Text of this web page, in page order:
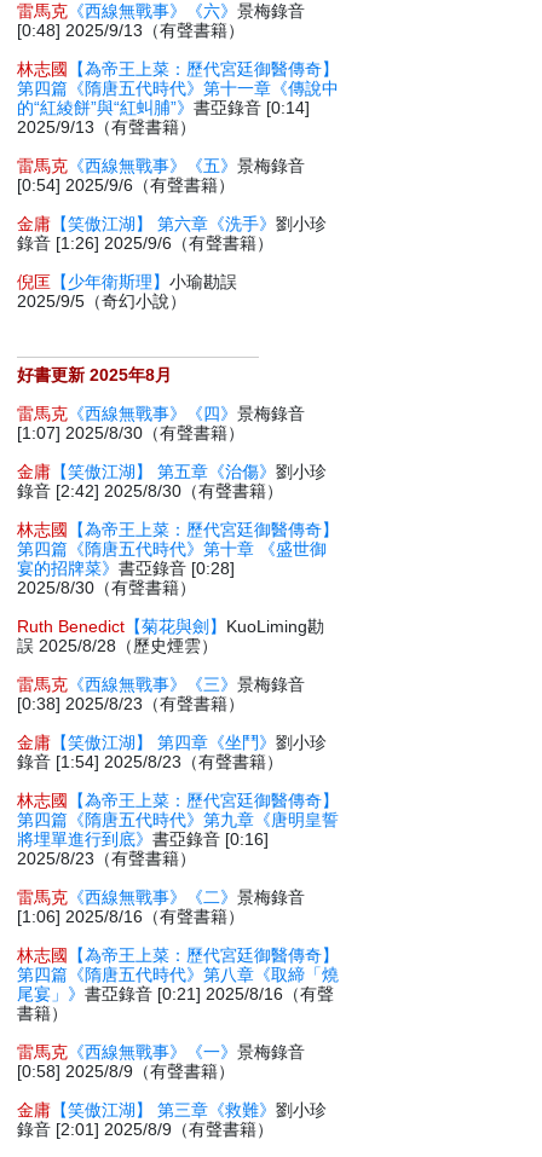
雷馬克 《西線無戰事》《六》景梅錄音
[0:48] 2025/9/13（有聲書籍）
林志國
【為帝王上菜：歷代宮廷御醫傳奇】
第四篇《隋唐五代時代》第十一章《傳說中
的“紅綾餅”與“紅虯脯”》書亞錄音 [0:14]
2025/9/13（有聲書籍）
雷馬克 《西線無戰事》《五》景梅錄音
[0:54] 2025/9/6（有聲書籍）
金庸 【笑傲江湖】 第六章《洗手》劉小珍
錄音 [1:26] 2025/9/6（有聲書籍）
倪匡 【少年衛斯理】小瑜勘誤
2025/9/5（奇幻小說）
好書更新 2025年8月
雷馬克 《西線無戰事》《四》景梅錄音
[1:07] 2025/8/30（有聲書籍）
金庸 【笑傲江湖】 第五章《治傷》劉小珍
錄音 [2:42] 2025/8/30（有聲書籍）
林志國
【為帝王上菜：歷代宮廷御醫傳奇】
第四篇《隋唐五代時代》第十章 《盛世御
宴的招牌菜》書亞錄音 [0:28]
2025/8/30（有聲書籍）
Ruth Benedict 【菊花與劍】 KuoLiming勘
誤 2025/8/28（歷史煙雲）
雷馬克 《西線無戰事》《三》景梅錄音
[0:38] 2025/8/23（有聲書籍）
金庸 【笑傲江湖】 第四章《坐鬥》劉小珍
錄音 [1:54] 2025/8/23（有聲書籍）
林志國
【為帝王上菜：歷代宮廷御醫傳奇】
第四篇《隋唐五代時代》第九章《唐明皇誓
將埋單進行到底》書亞錄音 [0:16]
2025/8/23（有聲書籍）
雷馬克 《西線無戰事》《二》景梅錄音
[1:06] 2025/8/16（有聲書籍）
林志國
【為帝王上菜：歷代宮廷御醫傳奇】
第四篇《隋唐五代時代》第八章《取締「燒
尾宴」》書亞錄音 [0:21] 2025/8/16（有聲
書籍）
雷馬克 《西線無戰事》《一》景梅錄音
[0:58] 2025/8/9（有聲書籍）
金庸 【笑傲江湖】 第三章《救難》劉小珍
錄音 [2:01] 2025/8/9（有聲書籍）